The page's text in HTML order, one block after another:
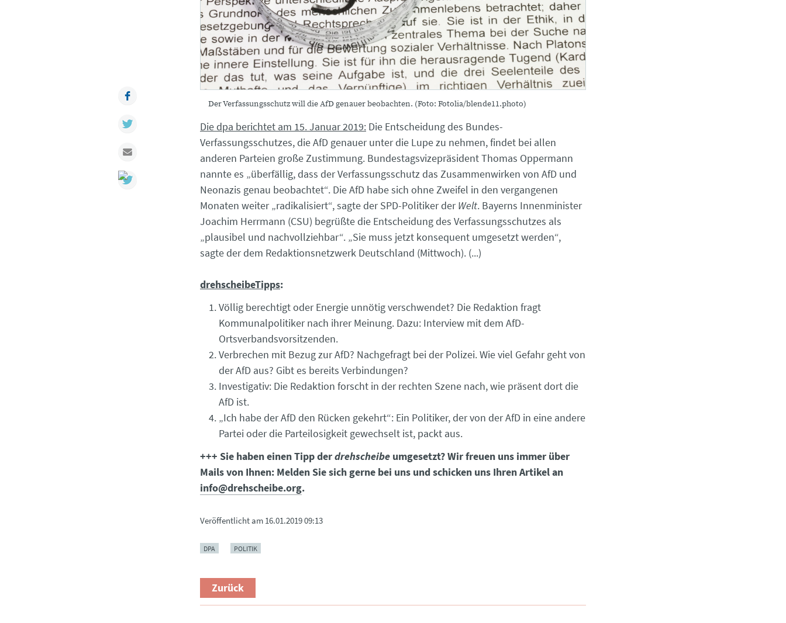
Der Verfassungsschutz will die AfD genauer beobachten. (Foto: Fotolia/blende11.photo)
Die dpa berichtet am 15. Januar 2019: Die Entscheidung des Bundes-
Verfassungsschutzes, die AfD genauer unter die Lupe zu nehmen, findet bei allen
anderen Parteien große Zustimmung. Bundestagsvizepräsident Thomas Oppermann
nannte es „überfällig, dass der Verfassungsschutz das Zusammenwirken von AfD und
Neonazis genau beobachtet“. Die AfD habe sich ohne Zweifel in den vergangenen
Monaten weiter „radikalisiert“, sagte der SPD-Politiker derWelt. Bayerns Innenminister
Joachim Herrmann (CSU) begrüßte die Entscheidung des Verfassungsschutzes als
„plausibel und nachvollziehbar“. „Sie muss jetzt konsequent umgesetzt werden“,
sagte der dem Redaktionsnetzwerk Deutschland (Mittwoch). (...)
drehscheibeTipps:
Völlig berechtigt oder Energie unnötig verschwendet? Die Redaktion fragt
Kommunalpolitiker nach ihrer Meinung. Dazu: Interview mit dem AfD-
Ortsverbandsvorsitzenden.
Verbrechen mit Bezug zur AfD? Nachgefragt bei der Polizei. Wie viel Gefahr geht von
der AfD aus? Gibt es bereits Verbindungen?
Investigativ: Die Redaktion forscht in der rechten Szene nach, wie präsent dort die
AfD ist.
„Ich habe der AfD den Rücken gekehrt“: Ein Politiker, der von der AfD in eine andere
Partei oder die Parteilosigkeit gewechselt ist, packt aus.
+++ Sie haben einen Tipp derdrehscheibe umgesetzt? Wir freuen uns immer über
Mails von Ihnen: Melden Sie sich gerne bei uns und schicken uns Ihren Artikel an
info@drehscheibe.org.
Veröffentlicht am 16.01.2019 09:13
DPA POLITIK
Zurück